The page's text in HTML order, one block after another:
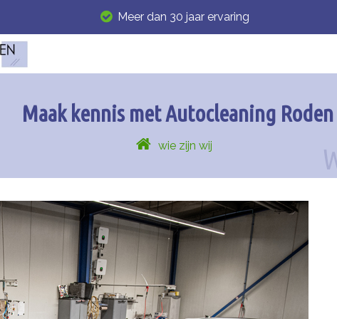
Meer dan 30 jaar ervaring
Maak kennis met Autocleaning Roden
wie zijn wij